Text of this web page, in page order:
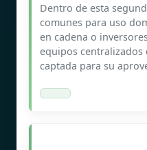
Dentro de esta
comunes para uso
en cadena o
equipos centralizados
captada para su